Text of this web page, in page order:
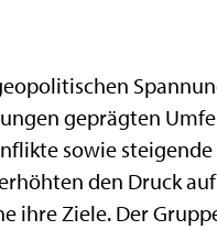
geprägten
sowie
den Druck auf
ihre Ziele. Der